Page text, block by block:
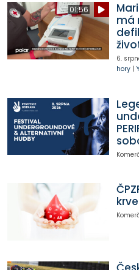
01:56
má
6.
hory|
krve